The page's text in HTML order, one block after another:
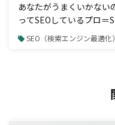
あなたがうまくいかない
ってSEOしているプロ＝
SEO（検索エンジン最適化）